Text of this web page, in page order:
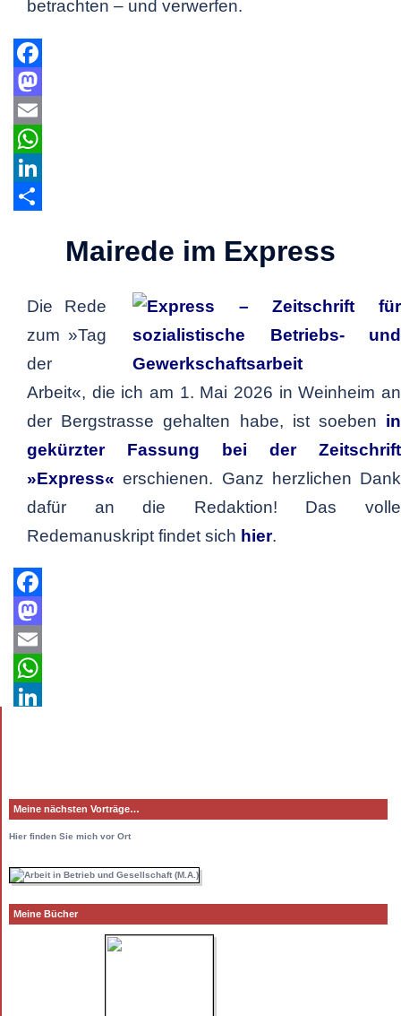
betrachten – und verwerfen.
Facebook
Mastodon
Email
WhatsApp
LinkedIn
Mairede im Express
Die Rede
zum »Tag
der
Arbeit«, die ich am 1. Mai 2026 in Weinheim an
der Bergstrasse gehalten habe, ist soeben in
gekürzter Fassung bei der Zeitschrift
»Express« erschienen. Ganz herzlichen Dank
dafür an die Redaktion! Das volle
Redemanuskript findet sich hier.
Facebook
Mastodon
Email
WhatsApp
Meine nächsten Vorträge…
Hierfinden Sie mich vor Ort
Meine Bücher